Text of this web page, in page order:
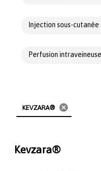
Injection sous-cutanée
Perfusion intraveineuse
KEVZARA® cancel
Kevzara®